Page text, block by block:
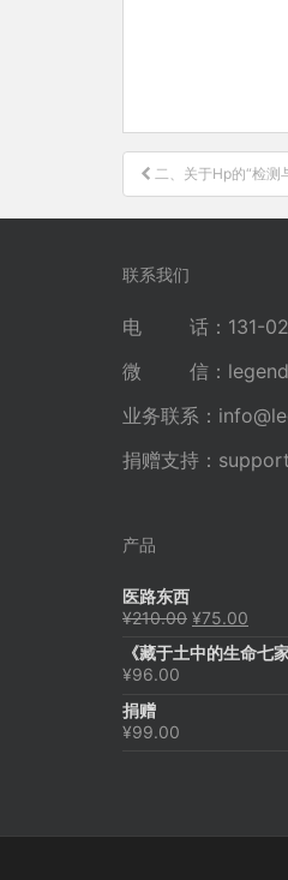
文
章
导
二、关于Hp的“检测
联系我们
电 话：131-
微 信：
业务联系：
捐赠支持：
产品
医路东西
¥210.00 原
为：
¥75.00
价
《藏于土中的生命七
¥96.00
捐赠
¥99.00